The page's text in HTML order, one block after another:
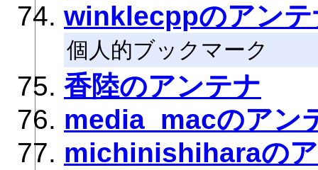
winklecppのアンテ
個人的ブックマーク
香陸のアンテナ
media_macのアン
michinishiharaの